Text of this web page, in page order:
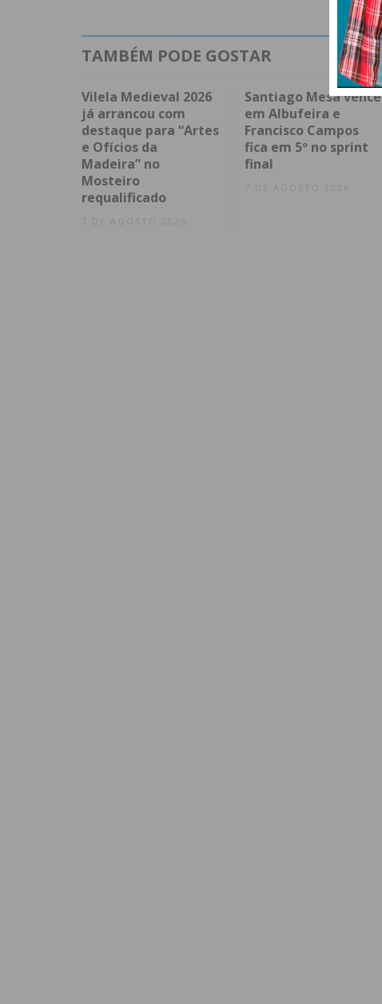
TAMBÉM PODE GOSTAR
Vilela Medieval 2026
já arrancou com
destaque para “Artes
e Ofícios da
Madeira” no
Mosteiro
requalificado
7 DE AGOSTO 2026
Santiago Mesa vence
em Albufeira e
Francisco Campos
fica em 5º no sprint
final
7 DE AGOSTO 2026